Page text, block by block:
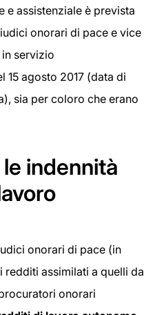
e assistenziale è prevista
onorari di pace e vice
servizio
15 agosto 2017 (data di
sia per coloro che erano
indennità
onorari di pace (in
assimilati a quelli da
onorari